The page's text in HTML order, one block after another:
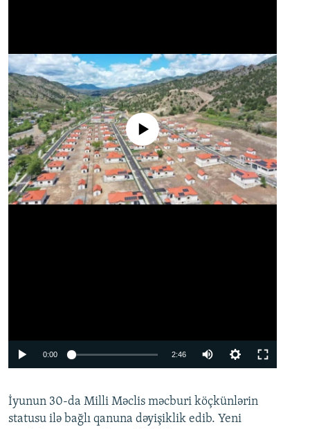
No media source currently available
0:00 2:46
360p
480p
İyunun 30-da Milli Məclis məcburi köçkünlərin
statusu ilə bağlı qanuna dəyişiklik edib. Yeni